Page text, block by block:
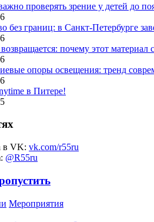
проверять зрение у детей до
без границ: в Санкт-Петербурге
почему этот материал
опоры освещения: тренд
в Питере!
в VK: vk.com/r55ru
@R55ru
Мероприятия